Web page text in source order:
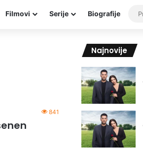
Filmovi Serije Biografije
841
Najnovije